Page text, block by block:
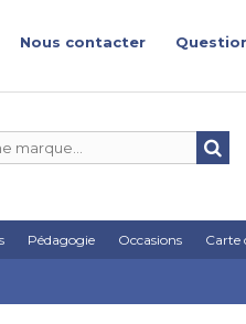
Nous contacter
Pédagogie Occasions Carte